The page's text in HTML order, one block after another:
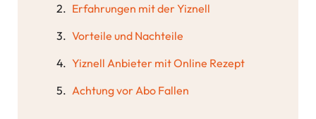
Erfahrungen mit der Yiznell
Vorteile und Nachteile
Yiznell Anbieter mit Online Rezept
Achtung vor Abo Fallen